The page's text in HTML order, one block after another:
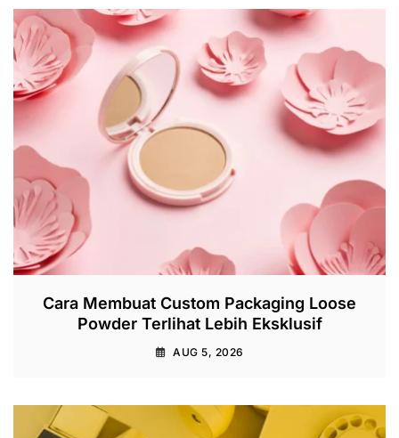
Cara Membuat Custom Packaging Loose
Powder Terlihat Lebih Eksklusif
AUG 5, 2026